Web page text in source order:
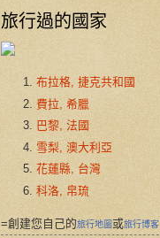
旅行過的國家
布拉格, 捷克共和國
費拉, 希臘
巴黎, 法國
雪梨, 澳大利亞
花蓮縣, 台灣
科洛, 帛琉
=創建您自己的旅行地圖 或旅行博客